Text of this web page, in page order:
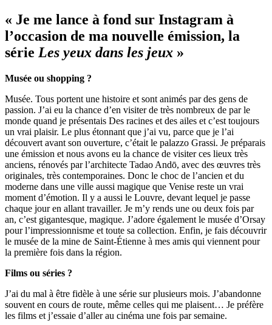
« Je me lance à fond sur Instagram à
l’occasion de ma nouvelle émission, la
série Les yeux dans les jeux »
Musée ou shopping ?
Musée. Tous portent une histoire et sont animés par des gens de
passion. J’ai eu la chance d’en visiter de très nombreux de par le
monde quand je présentais Des racines et des ailes et c’est toujours
un vrai plaisir. Le plus étonnant que j’ai vu, parce que je l’ai
découvert avant son ouverture, c’était le palazzo Grassi. Je préparais
une émission et nous avons eu la chance de visiter ces lieux très
anciens, rénovés par l’architecte Tadao Andō, avec des œuvres très
originales, très contemporaines. Donc le choc de l’ancien et du
moderne dans une ville aussi magique que Venise reste un vrai
moment d’émotion. Il y a aussi le Louvre, devant lequel je passe
chaque jour en allant travailler. Je m’y rends une ou deux fois par
an, c’est gigantesque, magique. J’adore également le musée d’Orsay
pour l’impressionnisme et toute sa collection. Enfin, je fais découvrir
le musée de la mine de Saint-Étienne à mes amis qui viennent pour
la première fois dans la région.
Films ou séries ?
J’ai du mal à être fidèle à une série sur plusieurs mois. J’abandonne
souvent en cours de route, même celles qui me plaisent… Je préfère
les films et j’essaie d’aller au cinéma une fois par semaine.